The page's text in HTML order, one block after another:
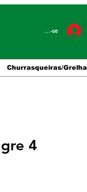
Conecte-se
Churrasqueiras/
4